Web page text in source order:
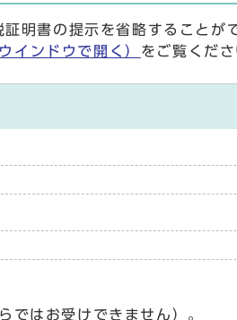
明書の提示を省略することが
ウインドウで開く） をご覧くださ
ではお受けできません）。